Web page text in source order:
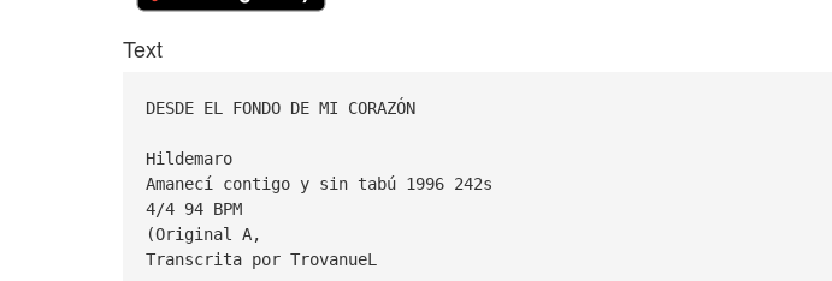
Text
DESDE EL FONDO DE MI CORAZÓN
Hildemaro
Amanecí contigo y sin tabú 1996 242s
4/4 94 BPM
(Original A,
Transcrita por TrovanueL